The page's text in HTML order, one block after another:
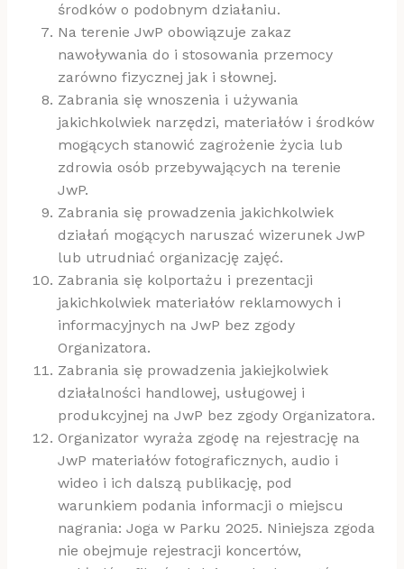
środków o podobnym działaniu.
Na terenie JwP obowiązuje zakaz
nawoływania do i stosowania przemocy
zarówno fizycznej jak i słownej.
Zabrania się wnoszenia i używania
jakichkolwiek narzędzi, materiałów i środków
mogących stanowić zagrożenie życia lub
zdrowia osób przebywających na terenie
JwP.
Zabrania się prowadzenia jakichkolwiek
działań mogących naruszać wizerunek JwP
lub utrudniać organizację zajęć.
Zabrania się kolportażu i prezentacji
jakichkolwiek materiałów reklamowych i
informacyjnych na JwP bez zgody
Organizatora.
Zabrania się prowadzenia jakiejkolwiek
działalności handlowej, usługowej i
produkcyjnej na JwP bez zgody Organizatora.
Organizator wyraża zgodę na rejestrację na
JwP materiałów fotograficznych, audio i
wideo i ich dalszą publikację, pod
warunkiem podania informacji o miejscu
nagrania: Joga w Parku 2025. Niniejsza zgoda
nie obejmuje rejestracji koncertów,